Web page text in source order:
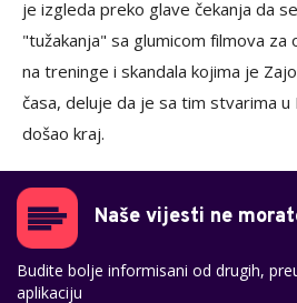
je izgleda preko glave čekanja da
"tužakanja" sa glumicom filmova za
na treninge i skandala kojima je
časa, deluje da je sa tim stvarima u
došao kraj.
Naše vijesti ne
Budite bolje informisani od drugih,
aplikaciju